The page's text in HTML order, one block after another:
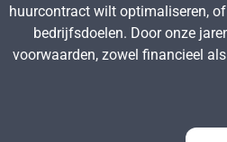
huurcontract wilt optimaliseren,
bedrijfsdoelen. Door onze
voorwaarden, zowel financieel